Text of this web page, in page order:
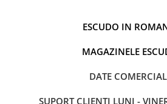
ESCUDO IN
MAGAZINELE
DATE
SUPORT CLIENTI LUNI -